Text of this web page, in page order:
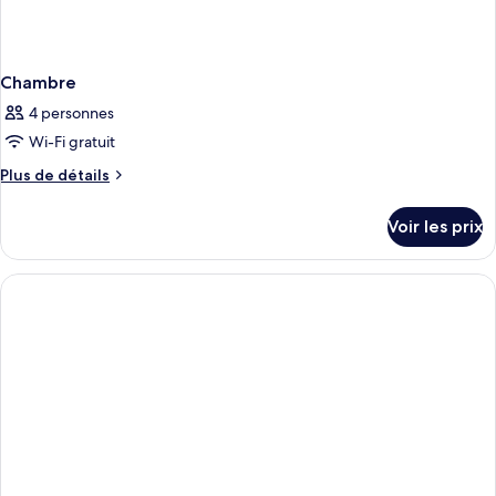
Chambre
4 personnes
Wi-Fi gratuit
Plus de détails
Plus
le
type
de
Voir les prix